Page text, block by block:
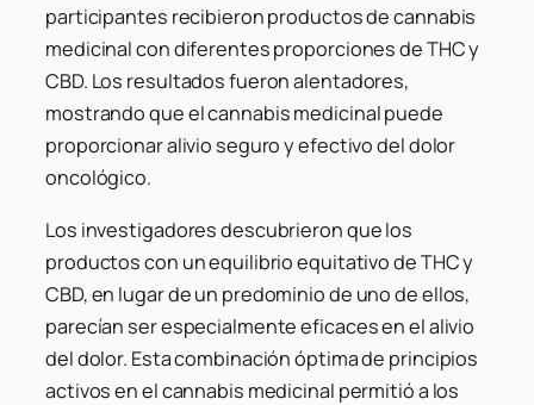
participantes recibieron productos de cannabis
medicinal con diferentes proporciones de THC y
CBD. Los resultados fueron alentadores,
mostrando que el cannabis medicinal puede
proporcionar alivio seguro y efectivo del dolor
oncológico.
Los investigadores descubrieron que los
productos con un equilibrio equitativo de THC y
CBD, en lugar de un predominio de uno de ellos,
parecían ser especialmente eficaces en el alivio
del dolor. Esta combinación óptima de principios
activos en el cannabis medicinal permitió a los